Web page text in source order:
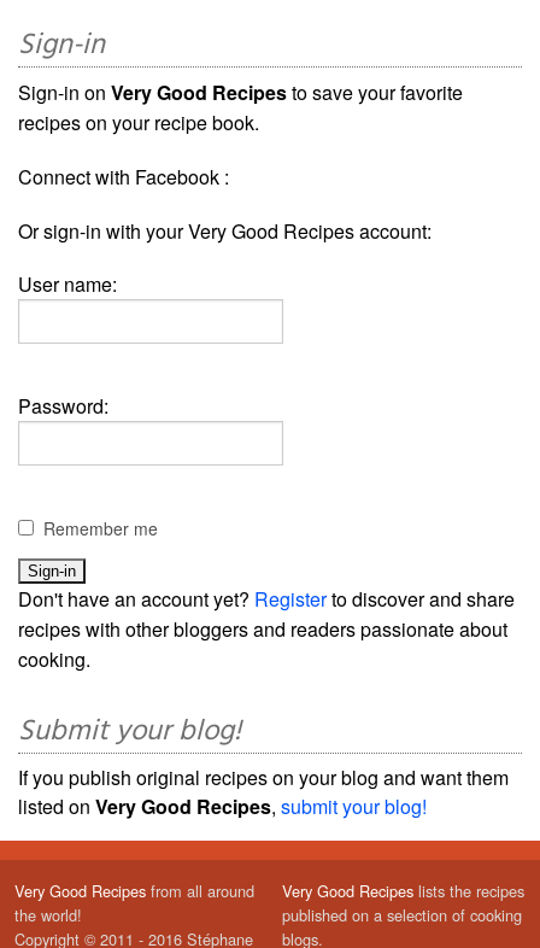
Sign-in
Sign-in on Very Good Recipesto save your favorite
recipes on your recipe book.
Connect with Facebook :
Or sign-in with your Very Good Recipes account:
User name:
Password:
Remember me
Don't have an account yet? Registerto discover and share
recipes with other bloggers and readers passionate about
cooking.
Submit your blog!
If you publish original recipes on your blog and want them
listed on Very Good Recipes, submit your blog!
Very Good Recipes from all around
the world!
Copyright © 2011 - 2016 Stéphane
Very Good Recipes lists the recipes
published on a selection of cooking
blogs.